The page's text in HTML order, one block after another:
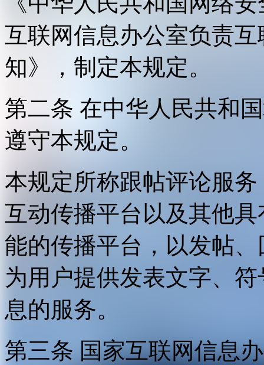
互联网信息办公室负责
知》，制定本规定。
第二条 在中华人民共和
遵守本规定。
本规定所称跟帖评论服
互动传播平台以及其他
能的传播平台，以发帖
为用户提供发表文字、
息的服务。
第三条 国家互联网信息